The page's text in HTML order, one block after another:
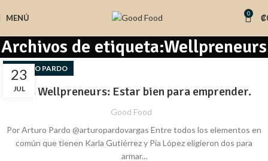
MENÚ 0 ₡
Archivos de etiqueta:Wellpreneurs
23
JUL
ARTURO PARDO
Las Wellpreneurs: Estar bien para emprender.
Good Food
Por Arturo Pardo @arturopardovargas Entre todos los elementos en
común que tienen Karla Gutiérrez y Pía López eligieron dos para
armar...